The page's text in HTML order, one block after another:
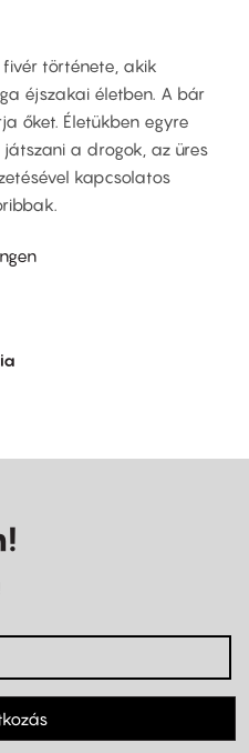
fivér története, akik
éjszakai életben. A bár
őket. Életükben egyre
a drogok, az üres
kapcsolatos